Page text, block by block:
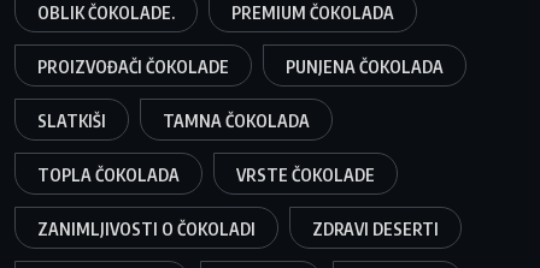
OBLIK ČOKOLADE. PREMIUM ČOKOLADA
PROIZVOĐAČI ČOKOLADE PUNJENA ČOKOLADA
SLATKIŠI TAMNA ČOKOLADA
TOPLA ČOKOLADA VRSTE ČOKOLADE
ZANIMLJIVOSTI O ČOKOLADI ZDRAVI DESERTI